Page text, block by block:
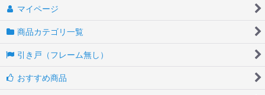
マイページ
商品カテゴリ一覧
引き戸（フレーム無し）
おすすめ商品